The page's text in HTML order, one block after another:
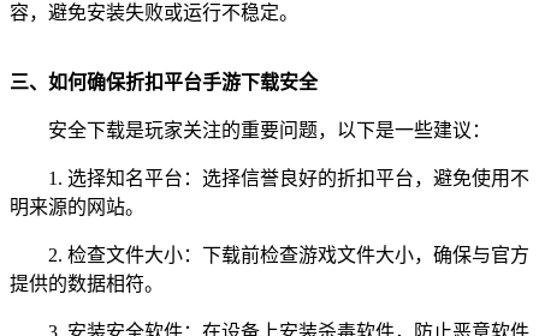
容，避免安装失败或运行不稳定。
三、如何确保折扣平台手游下载安全
安全下载是玩家关注的重要问题，以下是一些建议：
1. 选择知名平台：选择信誉良好的折扣平台，避免使用不
明来源的网站。
2. 检查文件大小：下载前检查游戏文件大小，确保与官方
提供的数据相符。
3. 安装安全软件：在设备上安装杀毒软件，防止恶意软件